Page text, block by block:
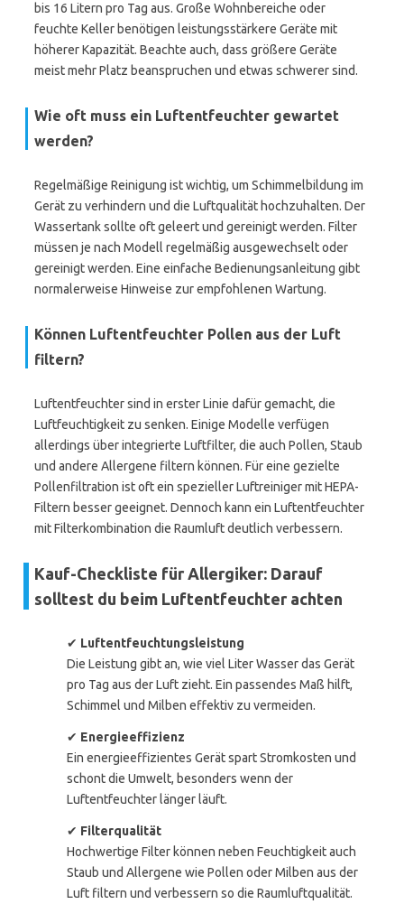
bis 16 Litern pro Tag aus. Große Wohnbereiche oder
feuchte Keller benötigen leistungsstärkere Geräte mit
höherer Kapazität. Beachte auch, dass größere Geräte
meist mehr Platz beanspruchen und etwas schwerer sind.
Wie oft muss ein Luftentfeuchter gewartet
werden?
Regelmäßige Reinigung ist wichtig, um Schimmelbildung im
Gerät zu verhindern und die Luftqualität hochzuhalten. Der
Wassertank sollte oft geleert und gereinigt werden. Filter
müssen je nach Modell regelmäßig ausgewechselt oder
gereinigt werden. Eine einfache Bedienungsanleitung gibt
normalerweise Hinweise zur empfohlenen Wartung.
Können Luftentfeuchter Pollen aus der Luft
filtern?
Luftentfeuchter sind in erster Linie dafür gemacht, die
Luftfeuchtigkeit zu senken. Einige Modelle verfügen
allerdings über integrierte Luftfilter, die auch Pollen, Staub
und andere Allergene filtern können. Für eine gezielte
Pollenfiltration ist oft ein spezieller Luftreiniger mit HEPA-
Filtern besser geeignet. Dennoch kann ein Luftentfeuchter
mit Filterkombination die Raumluft deutlich verbessern.
Kauf-Checkliste für Allergiker: Darauf
solltest du beim Luftentfeuchter achten
✔ Luftentfeuchtungsleistung
Die Leistung gibt an, wie viel Liter Wasser das Gerät
pro Tag aus der Luft zieht. Ein passendes Maß hilft,
Schimmel und Milben effektiv zu vermeiden.
✔ Energieeffizienz
Ein energieeffizientes Gerät spart Stromkosten und
schont die Umwelt, besonders wenn der
Luftentfeuchter länger läuft.
✔ Filterqualität
Hochwertige Filter können neben Feuchtigkeit auch
Staub und Allergene wie Pollen oder Milben aus der
Luft filtern und verbessern so die Raumluftqualität.